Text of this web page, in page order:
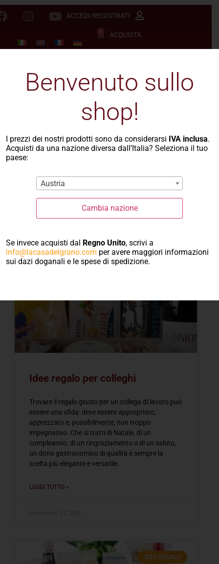
ACCEDI/REGISTRATI
0 ACQUISTA
Idee regalo per colleghi
Trovare il regalo giusto per un collega di lavoro può
essere una sfida: deve essere appropriato,
apprezzato e, possibilmente, non troppo
impegnativo. Che si tratti di Natale, di un
compleanno, di un ringraziamento o di un saluto,
un dono gastronomico di qualità è sempre la
scelta più elegante e versatile.
LEGGI TUTTO »
IDEE REGALO
Benvenuto sullo
shop!
I prezzi dei nostri prodotti sono da considerarsi IVA inclusa.
Acquisti da una nazione diversa dall’Italia? Seleziona il tuo
paese:
Austria
Cambia nazione
Se invece acquisti dal Regno Unito, scrivi a
info@lacasadelgrano.com per avere maggiori informazioni
sui dazi doganali e le spese di spedizione.